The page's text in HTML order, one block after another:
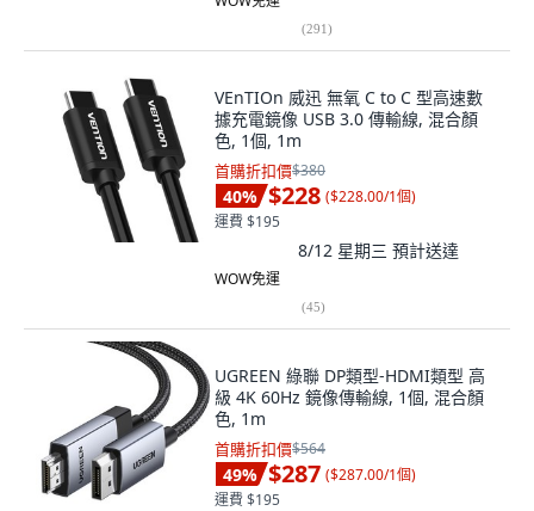
(291)
VEnTIOn 威迅 無氧 C to C 型高速數
據充電鏡像 USB 3.0 傳輸線, 混合顏
色, 1個, 1m
首購折扣價$380
40% $228 ($228.00/1個)
運費 $195
8/12 星期三 預計送達
WOW免運
(45)
UGREEN 綠聯 DP類型-HDMI類型 高
級 4K 60Hz 鏡像傳輸線, 1個, 混合顏
色, 1m
首購折扣價$564
49% $287 ($287.00/1個)
運費 $195